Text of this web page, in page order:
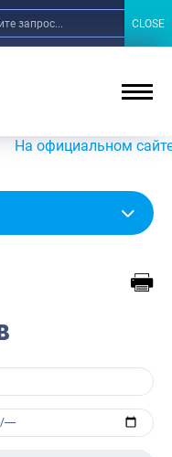
сайте
CLOSE
CLOSE